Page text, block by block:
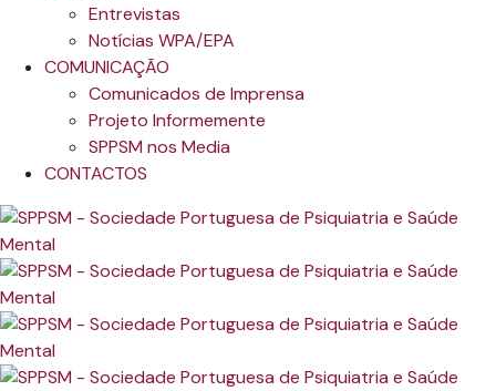
Entrevistas
Notícias WPA/EPA
COMUNICAÇÃO
Comunicados de Imprensa
Projeto Informemente
SPPSM nos Media
CONTACTOS